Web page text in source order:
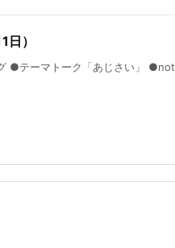
日）
●テーマトーク「あじさい」